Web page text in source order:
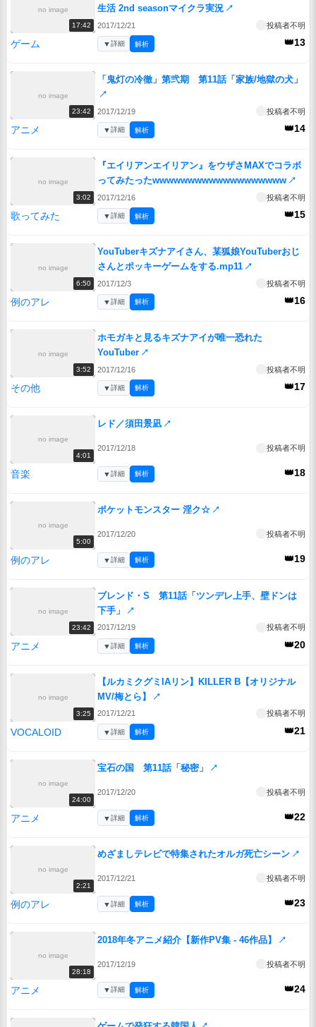
no image
17:42
生活 2nd seasonマイクラ実況 ↗
2017/12/21 投稿者不明
ゲーム 👑13
▼詳細 解析
no image
23:42
「鬼灯の冷徹」第弐期 第11話「家族/地獄の犬」
↗
2017/12/19 投稿者不明
アニメ 👑14
▼詳細 解析
no image
3:02
『エイリアンエイリアン』をウザさMAXでコラボ
ってみたったwwwwwwwwwwwwwwwwwww ↗
2017/12/16 投稿者不明
歌ってみた 👑15
▼詳細 解析
no image
6:50
YouTuberキズナアイさん、某狐娘YouTuberおじ
さんとポッキーゲームをする.mp11 ↗
2017/12/3 投稿者不明
例のアレ 👑16
▼詳細 解析
no image
3:52
ホモガキと見るキズナアイが唯一恐れた
YouTuber ↗
2017/12/16 投稿者不明
その他 👑17
▼詳細 解析
no image
4:01
レド／須田景凪 ↗
2017/12/18 投稿者不明
音楽 👑18
▼詳細 解析
no image
5:00
ポケットモンスター 淫ク☆ ↗
2017/12/20 投稿者不明
例のアレ 👑19
▼詳細 解析
no image
23:42
ブレンド・S 第11話「ツンデレ上手、壁ドンは
下手」
↗
2017/12/19 投稿者不明
アニメ 👑20
▼詳細 解析
no image
3:25
【ルカミクグミIAリン】KILLER B【オリジナル
MV/梅とら】
↗
2017/12/21 投稿者不明
VOCALOID 👑21
▼詳細 解析
no image
24:00
宝石の国 第11話「秘密」 ↗
2017/12/20 投稿者不明
アニメ 👑22
▼詳細 解析
no image
2:21
めざましテレビで特集されたオルガ死亡シーン ↗
2017/12/21 投稿者不明
例のアレ 👑23
▼詳細 解析
no image
28:18
2018年冬アニメ紹介【新作PV集 - 46作品】 ↗
2017/12/19 投稿者不明
アニメ 👑24
▼詳細 解析